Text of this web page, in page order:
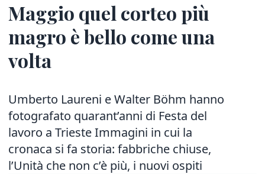
Maggio quel corteo più
magro è bello come una
volta
Umberto Laureni e Walter Böhm hanno
fotografato quarant’anni di Festa del
lavoro a Trieste Immagini in cui la
cronaca si fa storia: fabbriche chiuse,
l’Unità che non c’è più, i nuovi ospiti